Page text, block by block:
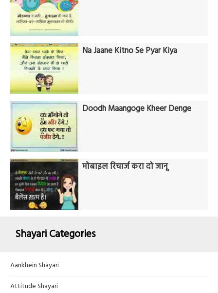
Na Jaane Kitno Se Pyar Kiya
Doodh Maangoge Kheer Denge
मोबाइल रिचार्ज करा दो जानू
Shayari Categories
Aankhein Shayari
Attitude Shayari